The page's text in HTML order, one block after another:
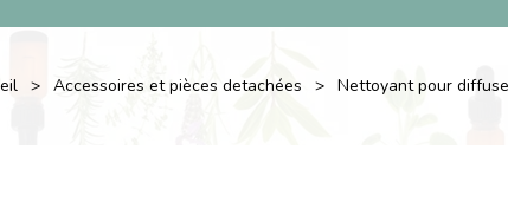
Accessoires et pièces detachées Nettoyant pour